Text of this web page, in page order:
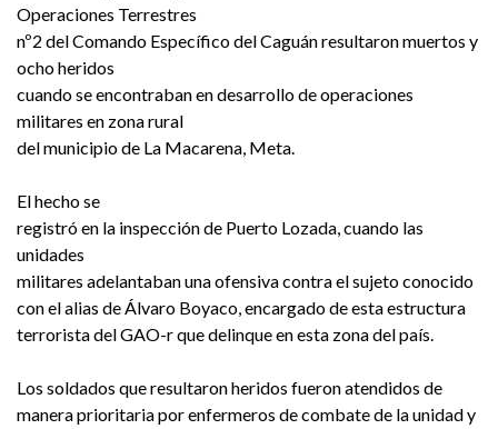
Operaciones Terrestres
nº2 del Comando Específico del Caguán resultaron muertos y
ocho heridos
cuando se encontraban en desarrollo de operaciones
militares en zona rural
del municipio de La Macarena, Meta.
El hecho se
registró en la inspección de Puerto Lozada, cuando las
unidades
militares adelantaban una ofensiva contra el sujeto conocido
con el alias de Álvaro Boyaco, encargado de esta estructura
terrorista del GAO-r que delinque en esta zona del país.
Los soldados que resultaron heridos fueron atendidos de
manera prioritaria por enfermeros de combate de la unidad y